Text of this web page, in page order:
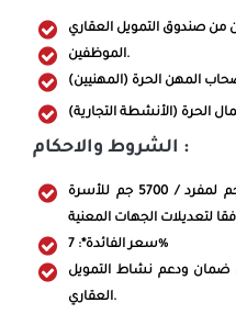
الموظفين.
الشروط والاحكام :
الدخل الشهري : الحد الأقصى 4200 جم لمفرد / 5700 جم للأسرة
سعر الفائدة*: 7%
ضمان ودعم نشاط التمويل
.العقاري